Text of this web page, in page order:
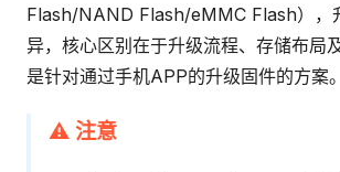
Flash/NAND Flash/eMMC Flash），
异，核心区别在于升级流程、存储布局
是针对通过手机APP的升级固件的方案。
⚠️ 注意